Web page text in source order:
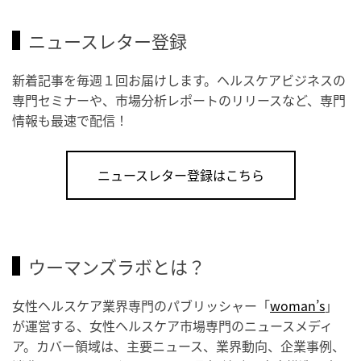
ニュースレター登録
新着記事を毎週１回お届けします。ヘルスケアビジネスの
専門セミナーや、市場分析レポートのリリースなど、専門
情報も最速で配信！
ニュースレター登録はこちら
ウーマンズラボとは？
女性ヘルスケア業界専門のパブリッシャー「woman’s」
が運営する、女性ヘルスケア市場専門のニュースメディ
ア。カバー領域は、主要ニュース、業界動向、企業事例、